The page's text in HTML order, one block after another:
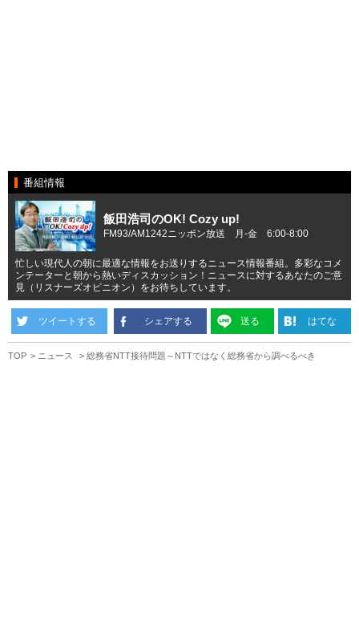
番組情報
飯田浩司のOK! Cozy up!
FM93/AM1242ニッポン放送 月-金 6:00-8:00
忙しい現代人の朝に最適な情報をお送りするニュース情報番組。多彩なコメ
ンテーターと朝から熱いディスカッション！ニュースに対するあなたのご意
見（リスナーズオピニオン）をお待ちしています。
ツイートする シェアする 送る はてな
TOP ニュース 総務省NTT接待問題～NTTではなく総務省から調べるべき